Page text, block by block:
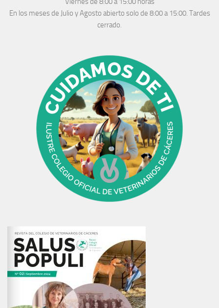
En los meses de Julio y Agosto abierto solo de 8:00 a 15:00. Tardes
cerrado.